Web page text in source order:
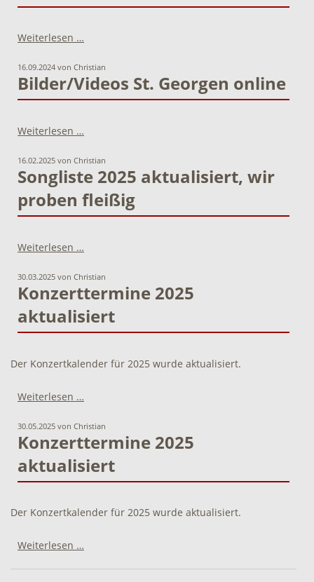
Weiterlesen …
Seefest
online
16.09.2024 von Christian
Bilder/Videos St. Georgen online
Weiterlesen …
Georgen
online
16.02.2025 von Christian
Songliste 2025 aktualisiert, wir
proben fleißig
Weiterlesen …
aktualisiert,
wir
proben
fleißig
30.03.2025 von Christian
Konzerttermine 2025
aktualisiert
Der Konzertkalender für 2025 wurde aktualisiert.
Weiterlesen …
aktualisiert
30.05.2025 von Christian
Konzerttermine 2025
aktualisiert
Der Konzertkalender für 2025 wurde aktualisiert.
Weiterlesen …
aktualisiert